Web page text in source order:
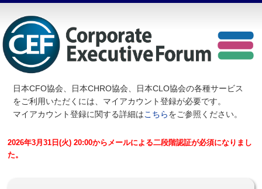
日本CFO協会、日本CHRO協会、日本CLO協会の各種サービス
をご利用いただくには、マイアカウント登録が必要です。
マイアカウント登録に関する詳細はこちらをご参照ください。
2026年3月31日(火) 20:00からメールによる二段階認証が必須になりまし
た。